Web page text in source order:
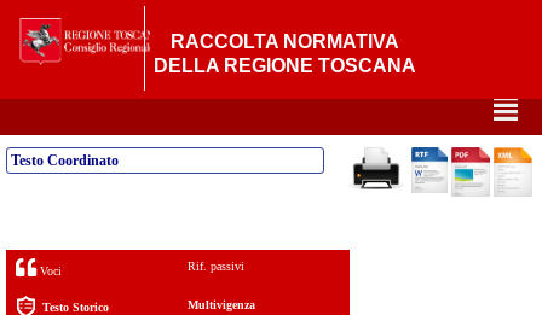
RACCOLTA NORMATIVA
DELLA REGIONE TOSCANA
²
Testo Coordinato
Voci Rif. passivi
Testo Storico Multivigenza